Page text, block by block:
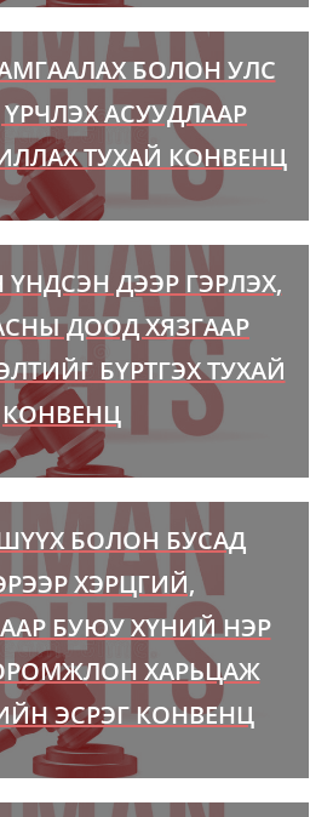
БОЛОН УЛС
АСУУДЛААР
ТУХАЙ КОНВЕНЦ
ДЭЭР ГЭРЛЭХ,
ДООД ХЯЗГААР
БҮРТГЭХ ТУХАЙ
КОНВЕНЦ
БОЛОН БУСАД
ХЭРЦГИЙ,
БУЮУ ХҮНИЙ НЭР
ХАРЬЦАЖ
ЭСРЭГ КОНВЕНЦ